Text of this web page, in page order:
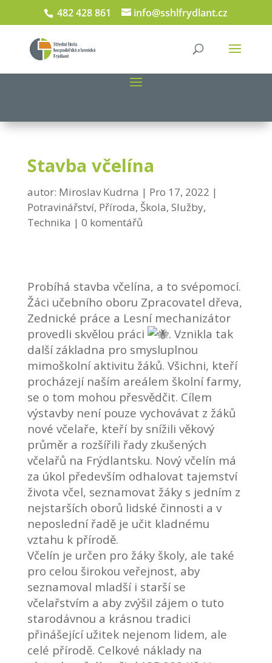
482 428 861 info@sshlfrydlant.cz
Stavba včelína
autor: Miroslav Kudrna
Pro 17, 2022
Potravinářství, Příroda, Škola, Služby,
Technika
0 komentářů
Probíhá stavba včelína, a to svépomocí.
Žáci učebního oboru Zpracovatel dřeva,
Zednické práce a Lesní mechanizátor
provedli skvělou práci
. Vznikla tak
další základna pro smysluplnou
mimoškolní aktivitu žáků. Všichni, kteří
procházejí naším areálem školní farmy,
se o tom mohou přesvědčit. Cílem
výstavby není pouze vychovávat z žáků
nové včelaře, kteří by snížili věkový
průměr a rozšířili řady zkušených
včelařů na Frýdlantsku. Nový včelín má
za úkol především odhalovat tajemství
života včel, seznamovat žáky s jedním z
nejstarších oborů lidské činnosti a v
neposlední řadě je učit kladnému
vztahu k přírodě.
Včelín je určen pro žáky školy, ale také
pro celou širokou veřejnost, aby
seznamoval mladší i starší se
včelařstvím a aby zvýšil zájem o tuto
starodávnou a krásnou tradici
přinášející užitek nejenom lidem, ale
celé přírodě. Celkové náklady na